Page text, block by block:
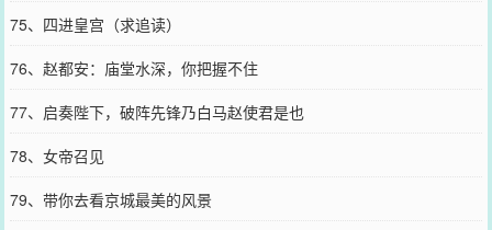
75、四进皇宫（求追读）
76、赵都安：庙堂水深，你把握不住
77、启奏陛下，破阵先锋乃白马赵使君是也
78、女帝召见
79、带你去看京城最美的风景